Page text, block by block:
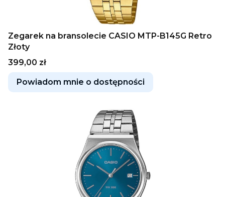
Zegarek na bransolecie CASIO MTP-B145G Retro
Złoty
Cena
399,00 zł
Powiadom mnie o dostępności